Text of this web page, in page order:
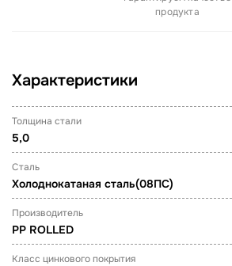
продукта
Характеристики
Толщина стали
5,0
Сталь
Холоднокатаная сталь(08ПС)
Производитель
PP ROLLED
Класс цинкового покрытия